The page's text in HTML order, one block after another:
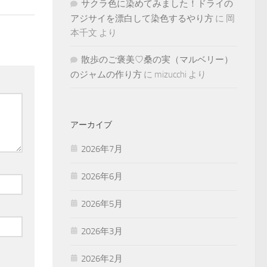
サクラ色に染めてみました！ドライの
アジサイを漂白して染色するやり方 に 岡
本千文 より
散歩のご褒美♡桑の実（マルベリー）
のジャムの作り方 に mizucchi より
アーカイブ
2026年7月
2026年6月
2026年5月
2026年3月
2026年2月